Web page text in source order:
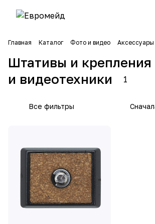
Главная Каталог Фото и видео
Штативы и
и видеотехники
1
Все фильтры